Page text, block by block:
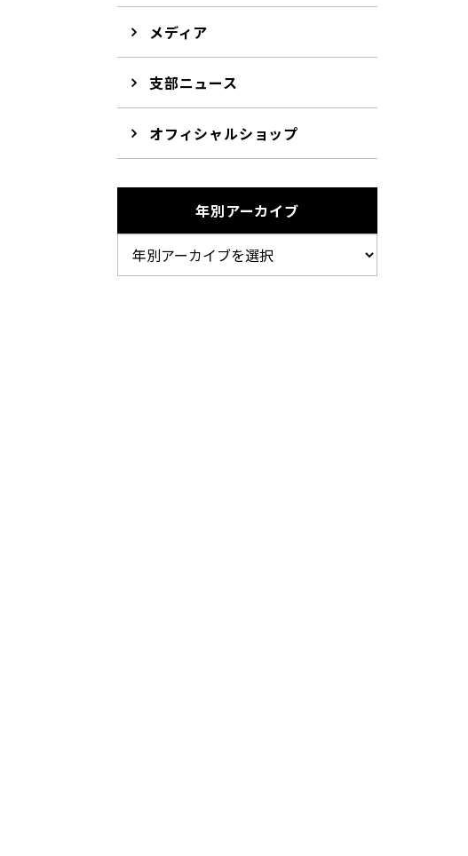
メディア
支部ニュース
オフィシャルショップ
年別アーカイブ